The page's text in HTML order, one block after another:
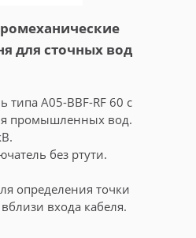
для сточных вод
типа A05-ВВF-RF 60 с
промышленных вод.
без ртути.
определения точки
входа кабеля.